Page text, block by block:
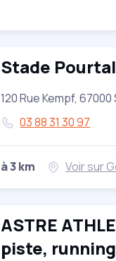
Stade
120 Rue Kempf,
03 88 31 30 97
à 3 km Voir sur
ASTRE
piste,